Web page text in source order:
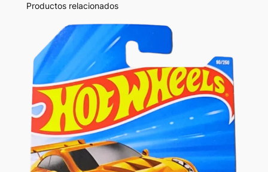
Productos relacionados